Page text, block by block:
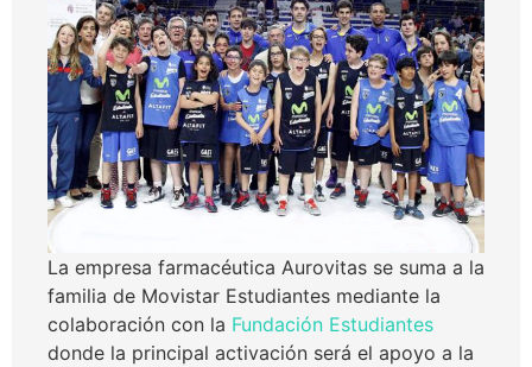
La empresa farmacéutica Aurovitas se suma a la
familia de Movistar Estudiantes mediante la
colaboración con la Fundación Estudiantes
donde la principal activación será el apoyo a la